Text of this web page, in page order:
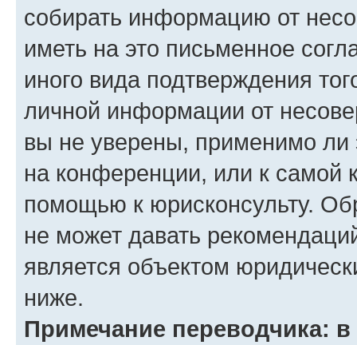
собирать информацию от
иметь на это письменное
иного вида подтверждения
личной информации от
вы не уверены, применимо ли
на конференции, или к самой
помощью к юрисконсульту.
не может давать
является объектом
ниже.
Примечание переводчика: